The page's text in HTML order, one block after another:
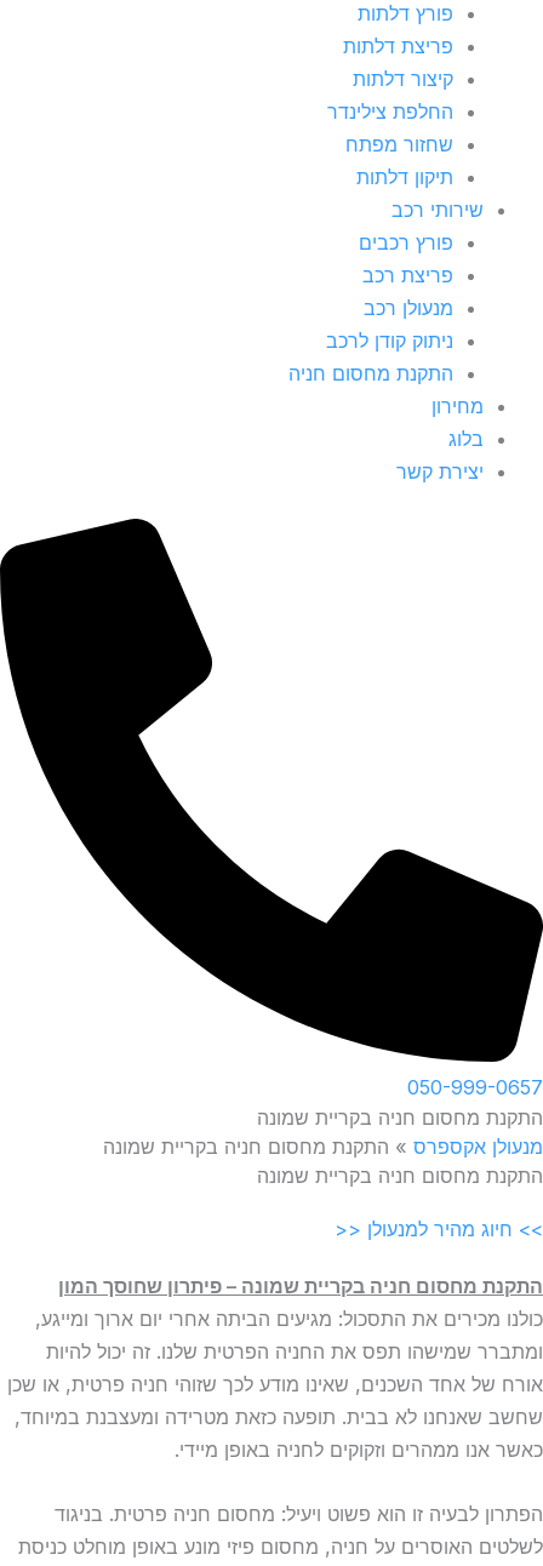
פורץ דלתות
פריצת דלתות
קיצור דלתות
החלפת צילינדר
שחזור מפתח
תיקון דלתות
שירותי רכב
פורץ רכבים
פריצת רכב
מנעולן רכב
ניתוק קודן לרכב
התקנת מחסום חניה
מחירון
בלוג
יצירת קשר
050-999-0657
התקנת מחסום חניה בקריית שמונה
מנעולן אקספרס » התקנת מחסום חניה בקריית שמונה
התקנת מחסום חניה בקריית שמונה
>> חיוג מהיר למנעולן <<
התקנת מחסום חניה בקריית שמונה – פיתרון שחוסך המון
כולנו מכירים את התסכול: מגיעים הביתה אחרי יום ארוך ומייגע,
ומתברר שמישהו תפס את החניה הפרטית שלנו. זה יכול להיות
אורח של אחד השכנים, שאינו מודע לכך שזוהי חניה פרטית, או שכן
שחשב שאנחנו לא בבית. תופעה כזאת מטרידה ומעצבנת במיוחד,
כאשר אנו ממהרים וזקוקים לחניה באופן מיידי.
הפתרון לבעיה זו הוא פשוט ויעיל: מחסום חניה פרטית. בניגוד
לשלטים האוסרים על חניה, מחסום פיזי מונע באופן מוחלט כניסת